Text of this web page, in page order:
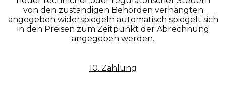
von den zuständigen Behörden verhängten
angegeben widerspiegeln automatisch spiegelt sich
in den Preisen zum Zeitpunkt der Abrechnung
angegeben werden.
10. Zahlung